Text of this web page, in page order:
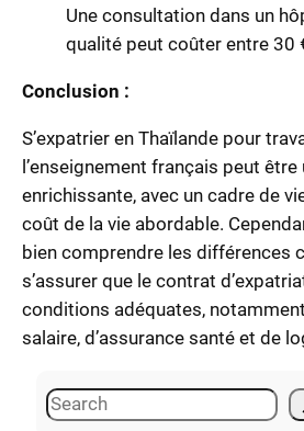
Une consultation dans un
qualité peut coûter entre 30
Conclusion :
S’expatrier en Thaïlande pour
l’enseignement français peut
enrichissante, avec un cadre de
coût de la vie abordable.
bien comprendre les différences
s’assurer que le contrat
conditions adéquates,
salaire, d’assurance santé et de
S